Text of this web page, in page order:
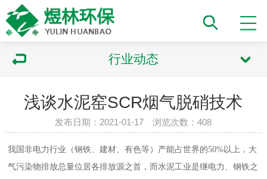
行业动态
浅谈水泥窑SCR烟气脱硝技术
发布日期：2021-01-17 浏览次数：408
我国非电力行业（钢铁、建材、有色等）产能占世界的50%以上，大
气污染物排放总量位居各排放源之首，而水泥工业是继电力、钢铁之